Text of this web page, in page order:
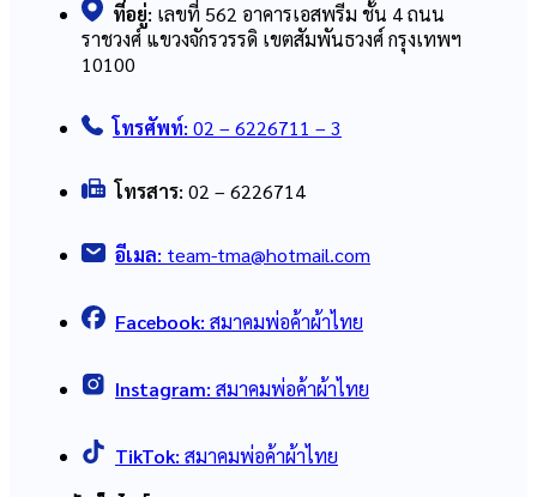
ที่อยู่: เลขที่ 562 อาคารเอสพรีม ชั้น 4 ถนน
ราชวงศ์ แขวงจักรวรรดิ เขตสัมพันธวงศ์ กรุงเทพฯ
10100
โทรศัพท์: 02 – 6226711 – 3
โทรสาร: 02 – 6226714
อีเมล: team-tma@hotmail.com
Facebook: สมาคมพ่อค้าผ้าไทย
Instagram: สมาคมพ่อค้าผ้าไทย
TikTok: สมาคมพ่อค้าผ้าไทย